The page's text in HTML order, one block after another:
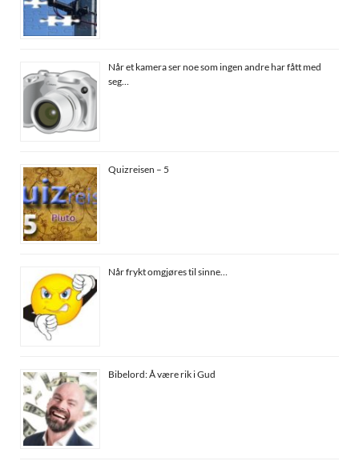
Når et kamera ser noe som ingen andre har fått med
seg…
Quizreisen – 5
Når frykt omgjøres til sinne…
Bibelord: Å være rik i Gud